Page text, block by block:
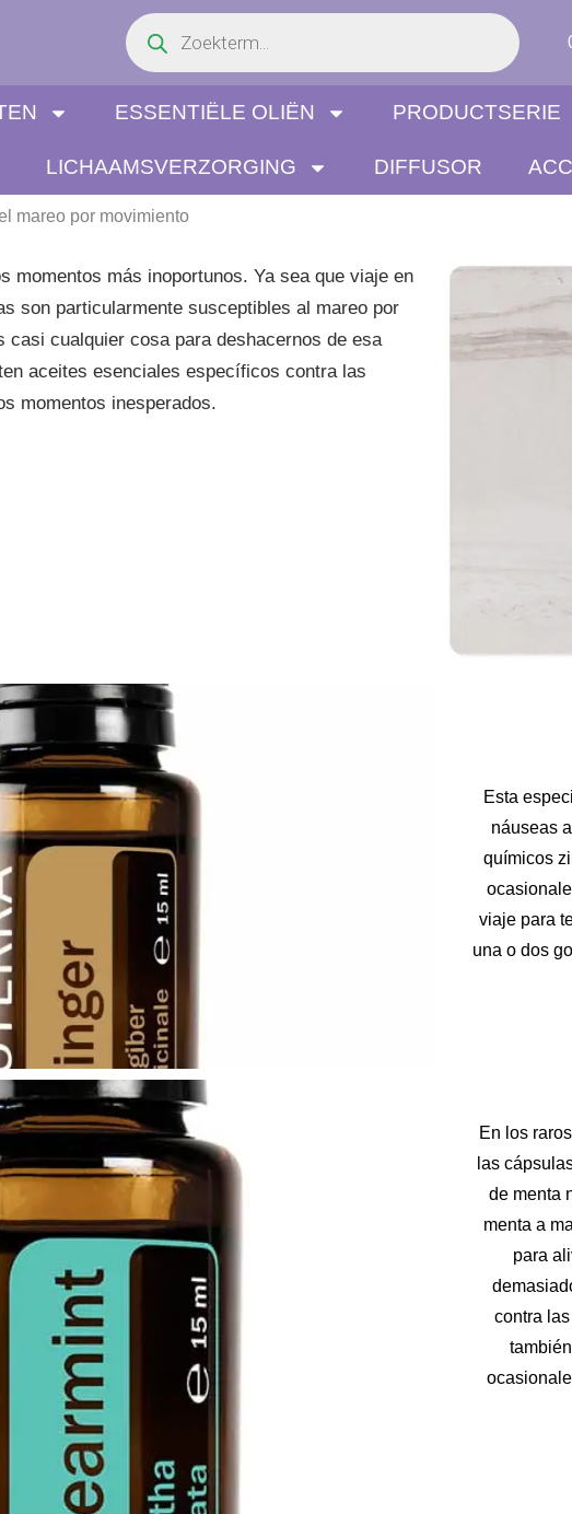
Búsqueda
de
productos
ESSENTIËLE OLIËN PRODUCTSERIE
LICHAAMSVERZORGING DIFFUSOR
mareo por movimiento
momentos más inoportunos. Ya sea que viaje en
son particularmente susceptibles al mareo por
cualquier cosa para deshacernos de esa
aceites esenciales específicos contra las
momentos inesperados.
Esta
náuseas
químicos
viaje para
una o dos
En los
las
de menta
menta a
para
contra